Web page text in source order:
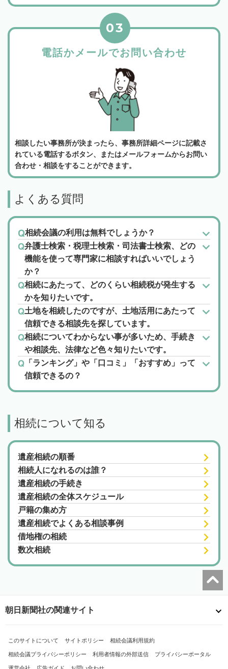
電話かメールでお問い合わせ
03
相談したい事務所が決まったら、事務所詳細ページに記載さ
れている電話するボタン、またはメールフォームからお問い
合わせ・相談をすることができます。
よくある質問
相続会議の利用は無料でしょうか？
弁護士検索・税理士検索・司法書士検索、どの
機能を使って専門家に相談すればいいでしょう
か？
相続にあたって、どのくらい相続税が発生する
かを知りたいです。
土地を相続したのですが、土地活用にあたって
信頼できる相談先を探しています。
相続についてわからない事が多いため、手続き
や相談先、法律など色々知りたいです。
「ランキング」や「口コミ」「おすすめ」って
信頼できるの？
相続について知る
遺産相続の順番
相続人になれるのは誰？
遺産相続の手続き
遺産相続の全体スケジュール
戸籍の集め方
遺産相続でよくある相談事例
借地権の相続
数次相続
朝日新聞社の関連サイト
このサイトについて サイトポリシー 相続会議利用規約
相続会議プライバシーポリシー 利用者情報の外部送信 プライバシーポータル